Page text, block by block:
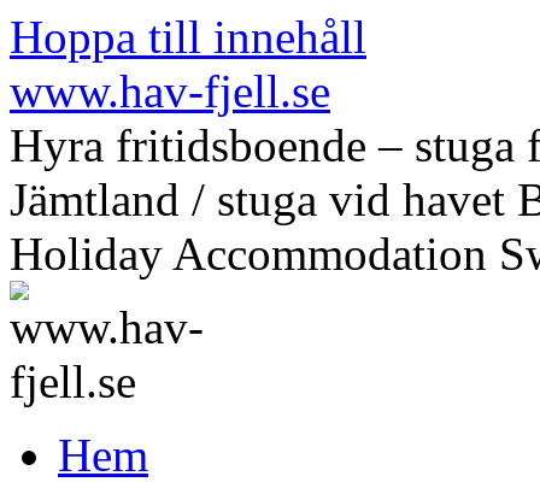
Hoppa till innehåll
www.hav-fjell.se
Hyra fritidsboende – stuga
Jämtland / stuga vid havet
Holiday Accommodation
Hem